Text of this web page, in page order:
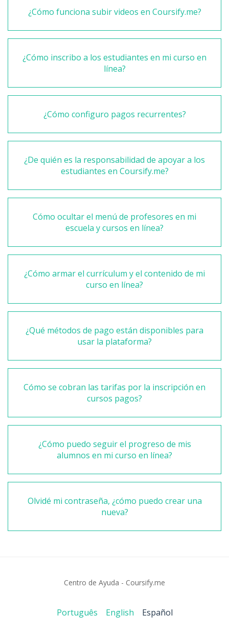
¿Cómo funciona subir videos en Coursify.me?
¿Cómo inscribo a los estudiantes en mi curso en
línea?
¿Cómo configuro pagos recurrentes?
¿De quién es la responsabilidad de apoyar a los
estudiantes en Coursify.me?
Cómo ocultar el menú de profesores en mi
escuela y cursos en línea?
¿Cómo armar el currículum y el contenido de mi
curso en línea?
¿Qué métodos de pago están disponibles para
usar la plataforma?
Cómo se cobran las tarifas por la inscripción en
cursos pagos?
¿Cómo puedo seguir el progreso de mis
alumnos en mi curso en línea?
Olvidé mi contraseña, ¿cómo puedo crear una
nueva?
Centro de Ayuda - Coursify.me
Português English Español